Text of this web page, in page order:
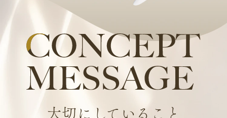
大切にしていること